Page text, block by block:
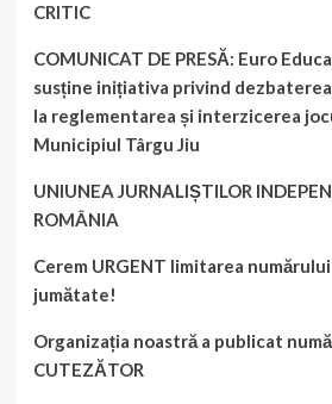
CRITIC
COMUNICAT DE PRESĂ: Euro
susține inițiativa privind
la reglementarea și interzicerea
Municipiul Târgu Jiu
UNIUNEA JURNALIȘTILOR
ROMÂNIA
Cerem URGENT limitarea
jumătate!
Organizația noastră a publicat
CUTEZĂTOR